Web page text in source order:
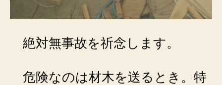
絶対無事故を祈念します。
危険なのは材木を送るとき。特